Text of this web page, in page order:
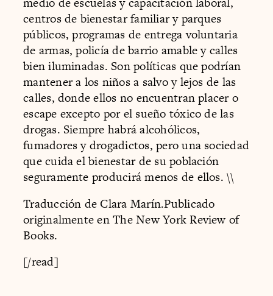
Traducción de Clara Marín.Publicado
originalmente en The New York Review of
Books.
[/read]